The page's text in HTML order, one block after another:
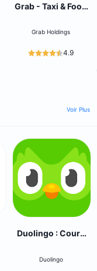
Grab - Taxi & Food
Grab Holdings
4.9
Voir Plus
Duolingo : Cours
Duolingo